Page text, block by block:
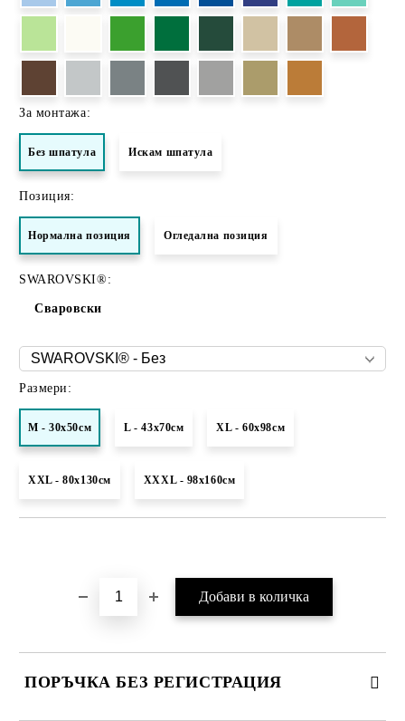
За монтажа:
Без шпатула Искам шпатула
Позиция:
Нормалнa позиция Огледална позиция
SWAROVSKI®:
Сваровски
Размери:
M - 30х50см L - 43х70см XL - 60х98см
XXL - 80х130см XXXL - 98х160см
ПОРЪЧКА БЕЗ РЕГИСТРАЦИЯ